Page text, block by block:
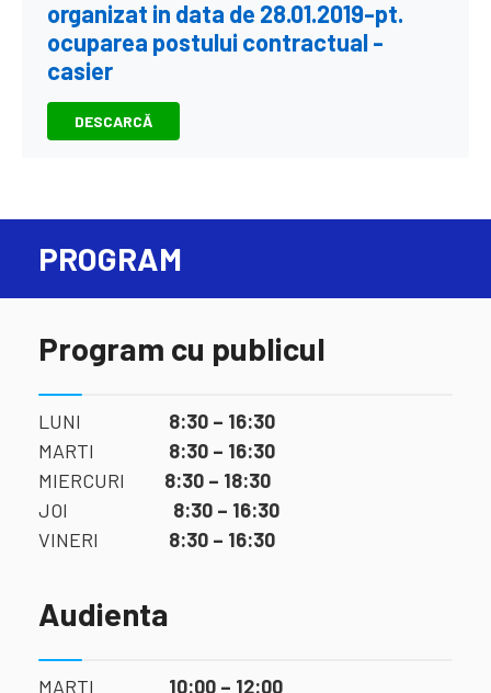
organizat in data de 28.01.2019-pt.
ocuparea postului contractual -
casier
DESCARCĂ
PROGRAM
Program cu publicul
LUNI 8:30 – 16:30
MARTI 8:30 – 16:30
MIERCURI 8:30 – 18:30
JOI 8:30 – 16:30
VINERI 8:30 – 16:30
Audienta
MARTI 10:00 – 12:00